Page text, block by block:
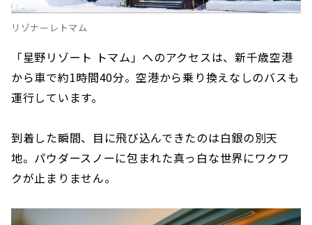
リゾナーレトマム
「星野リゾート トマム」へのアクセスは、新千歳空港
から車で約1時間40分。空港から乗り換えなしのバスも
運行しています。
到着した瞬間、目に飛び込んできたのは白銀の別天
地。パウダースノーに包まれた真っ白な世界にワクワ
クが止まりません。